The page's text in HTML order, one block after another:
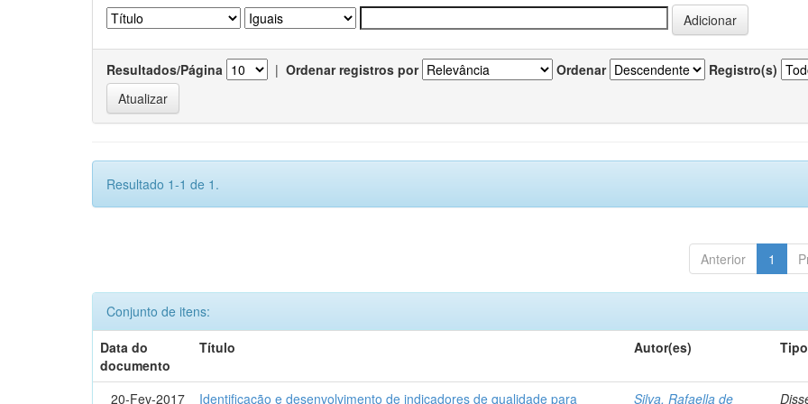
Resultados/Página | Ordenar registros por Ordenar Registro(s)
Resultado 1-1 de 1.
Anterior 1
Conjunto de itens:
Data do
documento
Título Autor(es) Tipo
20-Fev-2017 Identificação e desenvolvimento de indicadores de qualidade para Silva, Rafaella de